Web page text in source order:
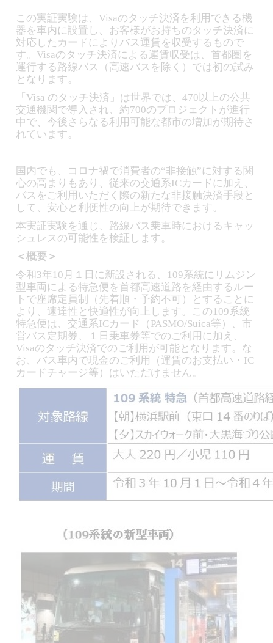
この実証実験は、Visaのタッチ決済を利用できる機
器を車内に設置し、お客様がお持ちのタッチ決済に
対応したカードによりバス運賃を収受するもので
す。Visaのタッチ決済による運賃収受は、首都圏を
運行する路線バス（高速バスを除く）では初の試み
となります。
「Visa のタッチ決済」は世界では、470以上の公共
交通機関で導入され、約700のプロジェクトが進行
中で、今後さらなる利用可能な都市の増加が期待さ
れています。
国内でも、コロナ禍で消費者の“非接触”に対する関
心の高まりもあり、従来の交通系ICカードに加え、
バスをご利用いただく際の新たな非接触決済手段と
して、安心と利便性の向上が期待できます。
本実証実験を通じ、路線バス乗車時におけるキャッ
シュレスの可能性を検証します。
＜概要＞
令和3年10月１日に新設される、109系統にリムジン
型車両による特急便を首都高速道路を経由するルー
トで座席定員制（先着順・予約不可）とすることに
より、速達性と快適性が向上します。この109系統
特急便は、交通系ICカード（PASMO/Suica等）、市
営バス定期券、１日乗車券等でのご利用に加え、
Visaのタッチ決済でのご利用が可能となります。な
お、バス車内で現金のご利用（運賃のお支払い・IC
カードチャージ等）はいただけません。